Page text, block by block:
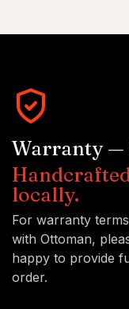
Warranty —
locally.
For warranty
with Ottoman,
happy to provide
order.